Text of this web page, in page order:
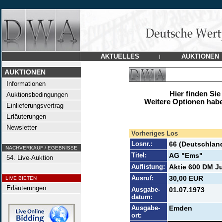
AKTUELLES | AUKTIONEN
AUKTIONEN
Informationen
Auktionsbedingungen
Einlieferungsvertrag
Erläuterungen
Newsletter
NACHVERKAUF / EGEBNISSE
54. Live-Auktion
LIVE BIETEN
Erläuterungen
Hier finden
Weitere Optionen
Vorheriges Los
Losnr.:
66
Titel: AG "Ems"
Auflistung: Aktie 600 DM
Ausruf: 30,00 EUR
Ausgabe-
datum:
01.07.1973
Ausgabe-
ort:
Emden